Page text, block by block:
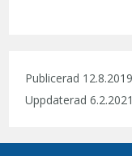
Publicerad 12.8.2019
Uppdaterad 6.2.2021